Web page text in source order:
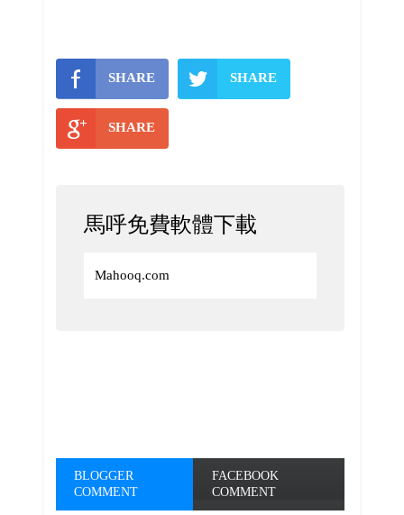
SHARE SHARE
SHARE
馬呼免費軟體下載
Mahooq.com
BLOGGER
COMMENT
FACEBOOK
COMMENT